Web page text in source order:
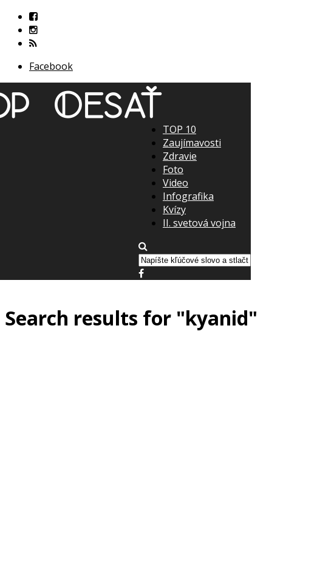
Facebook
TOP 10
Zaujímavosti
Zdravie
Foto
Video
Infografika
Kvízy
II. svetová vojna
Search results for "kyanid"